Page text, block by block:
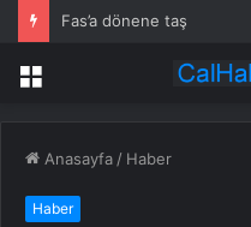
Fas’a dönene taş
Menü
Anasayfa / Haber
Haber